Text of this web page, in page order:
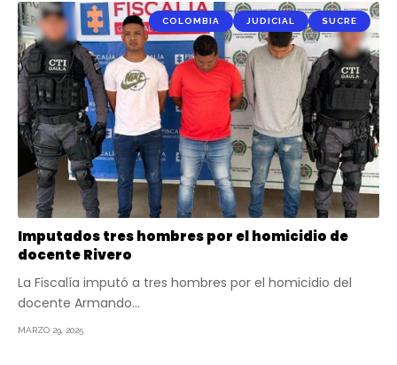
COLOMBIA JUDICIAL SUCRE
Imputados tres hombres por el homicidio de
docente Rivero
La Fiscalía imputó a tres hombres por el homicidio del
docente Armando…
MARZO 29, 2025